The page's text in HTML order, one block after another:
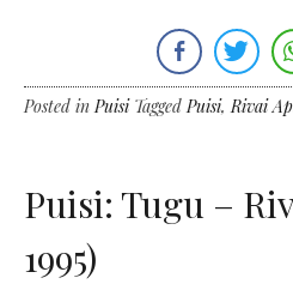
Posted inPuisi TaggedPuisi,Rivai
Puisi: Tugu –
1995)